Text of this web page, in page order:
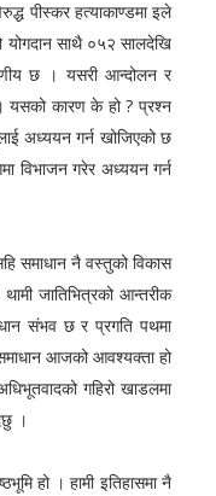
पीस्कर हत्याकाण्डमा इले
योगदान साथै ०५२ सालदेखि
छ । यसरी आन्दोलन र
यसको कारण के हो ? प्रश्न
अध्ययन गर्न खोजिएको छ
विभाजन गरेर अध्ययन गर्न
नै वस्तुको विकास
जातिभित्रको आन्तरीक
संभव छ र प्रगति पथमा
आजको आवश्यक्ता हो
गहिरो खाडलमा
।
। हामी इतिहासमा नै